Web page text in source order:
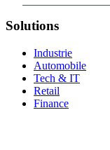
Solutions
Industrie
Automobile
Tech & IT
Retail
Finance